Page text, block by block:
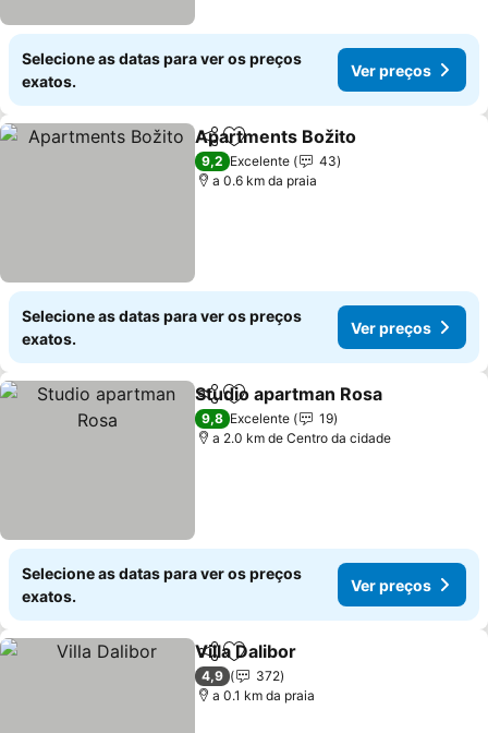
Selecione as datas para ver os preços
exatos.
Ver preços
PartilharAdicionar aos favoritos
Apartments Božito
9,2 Excelente
43
a 0.6 km da praia
Selecione as datas para ver os preços
exatos.
Ver preços
PartilharAdicionar aos favoritos
Studio apartman Rosa
9,8 Excelente
19
a 2.0 km de Centro da cidade
Selecione as datas para ver os preços
exatos.
Ver preços
PartilharAdicionar aos favoritos
Villa Dalibor
4,9
372
a 0.1 km da praia